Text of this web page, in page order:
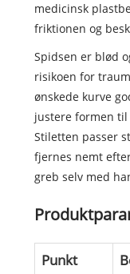
medicinsk
friktionen og
Spidsen er blød
risikoen for
ønskede kurve
justere formen
Stiletten passer
fjernes nemt
greb selv med
Punkt